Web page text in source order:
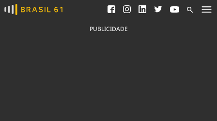
Ver todas as notícias
Saneamento
Indicadores
PUBLICIDADE